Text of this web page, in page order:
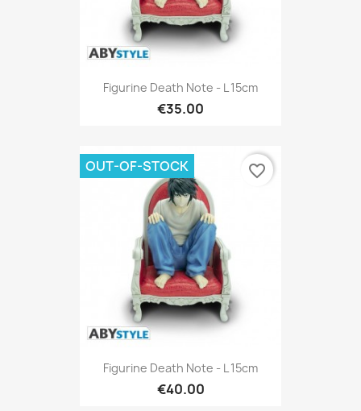
Figurine Death Note - L 15cm
€35.00
Figurine Death Note - L 15cm
€40.00
OUT-OF-STOCK favorite_border